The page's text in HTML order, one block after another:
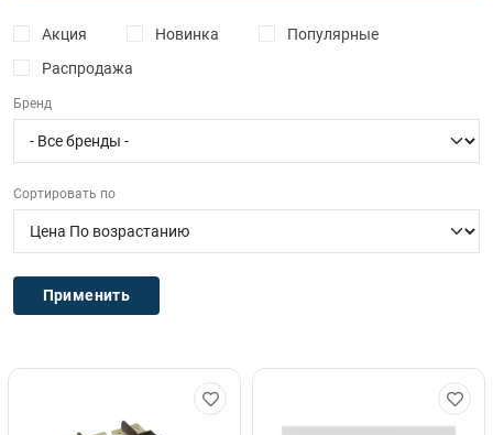
Поиск
v-ooottt@mail.ru
Акция Новинка
Популярные
Распродажа
Бренд
Сортировать по